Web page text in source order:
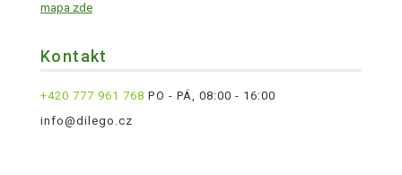
mapa zde
Kontakt
+420 777 961 768 PO - PÁ, 08:00 - 16:00
info@dilego.cz